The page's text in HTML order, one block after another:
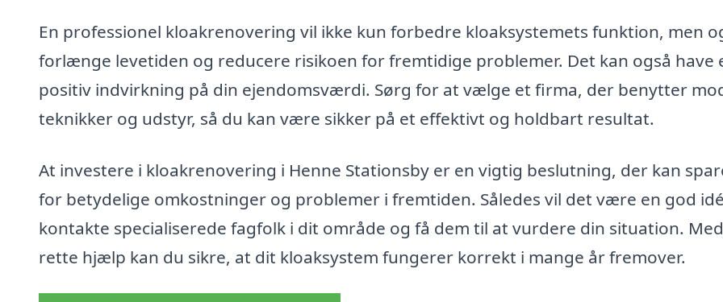
En professionel kloakrenovering vil ikke kun forbedre kloaksystemets funktion, men
forlænge levetiden og reducere risikoen for fremtidige problemer. Det kan også have
positiv indvirkning på din ejendomsværdi. Sørg for at vælge et firma, der benytter
teknikker og udstyr, så du kan være sikker på et effektivt og holdbart resultat.
At investere i kloakrenovering i Henne Stationsby er en vigtig beslutning, der kan
for betydelige omkostninger og problemer i fremtiden. Således vil det være en god
kontakte specialiserede fagfolk i dit område og få dem til at vurdere din situation.
rette hjælp kan du sikre, at dit kloaksystem fungerer korrekt i mange år fremover.